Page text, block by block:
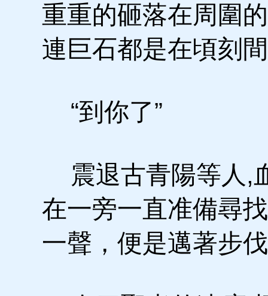
重重的砸落在周圍
連巨石都是在頃刻
“到你了”
震退古青陽等人,
在一旁一直准備尋
一聲，便是邁著步